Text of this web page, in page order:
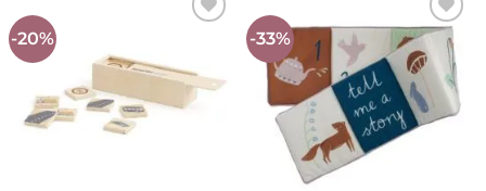
-20% -33%
Auf die
Wunschliste